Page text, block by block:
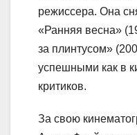
режиссера. Она
«Ранняя весна»
за плинтусом»
успешными как в
критиков.
За свою